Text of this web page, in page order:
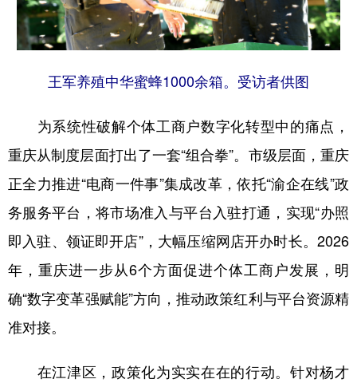
王军养殖中华蜜蜂1000余箱。受访者供图
为系统性破解个体工商户数字化转型中的痛点，
重庆从制度层面打出了一套“组合拳”。市级层面，重庆
正全力推进“电商一件事”集成改革，依托“渝企在线”政
务服务平台，将市场准入与平台入驻打通，实现“办照
即入驻、领证即开店”，大幅压缩网店开办时长。2026
年，重庆进一步从6个方面促进个体工商户发展，明
确“数字变革强赋能”方向，推动政策红利与平台资源精
准对接。
在江津区，政策化为实实在在的行动。针对杨才